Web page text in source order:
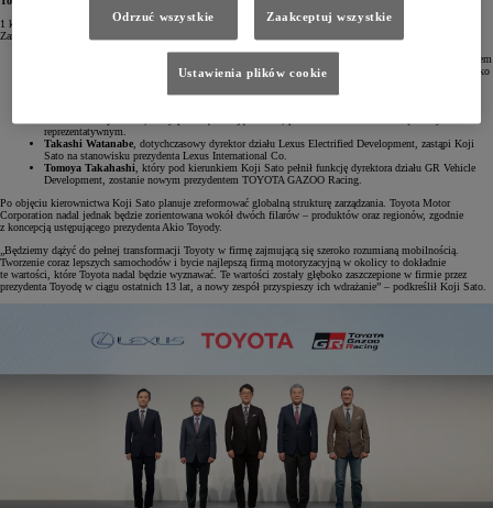
1 kwietnia 2023 roku w Toyota Motor Corporation zajdą ogromne zmiany. Będą one dotyczyły zarówno
Zarządu spółki, jak i struktury organizacyjnej.
, obecny prezes marki Lexus oraz TOYOTA GAZOO Racing, zostanie nowym prezydentem
i dyrektorem generalnym (CEO) Toyota Motor Corporation (TMC). Zasiądzie także w Zarządzie jako
, dotychczasowy prezydent i dyrektor generalny, zajmie stanowisko prezesa Zarządu
reprezentatywnym.
Takashi Watanabe , dotychczasowy dyrektor działu Lexus Electrified Development, zastąpi Koji
Sato na stanowisku prezydenta Lexus International Co.
Tomoya Takahashi , który pod kierunkiem Koji Sato pełnił funkcję dyrektora działu GR Vehicle
Development, zostanie nowym prezydentem TOYOTA GAZOO Racing.
Po objęciu kierownictwa Koji Sato planuje zreformować globalną strukturę zarządzania. Toyota Motor
Corporation nadal jednak będzie zorientowana wokół dwóch filarów – produktów oraz regionów, zgodnie
z koncepcją ustępującego prezydenta Akio Toyody.
„Będziemy dążyć do pełnej transformacji Toyoty w firmę zajmującą się szeroko rozumianą mobilnością.
Tworzenie coraz lepszych samochodów i bycie najlepszą firmą motoryzacyjną w okolicy to dokładnie
te wartości, które Toyota nadal będzie wyznawać. Te wartości zostały głęboko zaszczepione w firmie przez
prezydenta Toyodę w ciągu ostatnich 13 lat, a nowy zespół przyspieszy ich wdrażanie” – podkreślił Koji Sato.
Odrzuć wszystkie Zaakceptuj wszystkie
Ustawienia plików cookie